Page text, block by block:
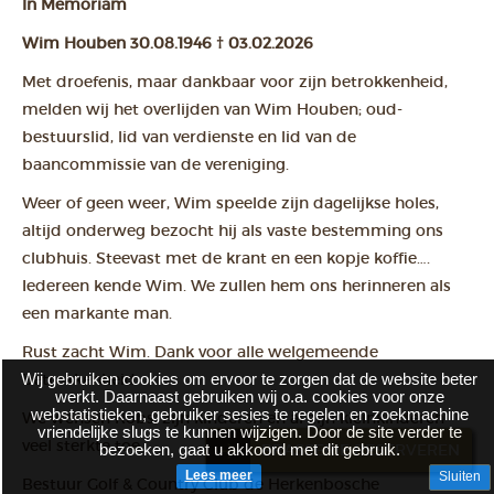
Wij gebruiken cookies om ervoor te zorgen dat de website beter
werkt. Daarnaast gebruiken wij o.a. cookies voor onze
webstatistieken, gebruiker sesies te regelen en zoekmachine
vriendelijke slugs te kunnen wijzigen. Door de site verder te
bezoeken, gaat u akkoord met dit gebruik.
Lees meer Sluiten
In Memoriam
Wim Houben 30.08.1946 † 03.02.2026
Met droefenis, maar dankbaar voor zijn betrokkenheid,
melden wij het overlijden van Wim Houben; oud-
bestuurslid, lid van verdienste en lid van de
baancommissie van de vereniging.
Weer of geen weer, Wim speelde zijn dagelijkse holes,
altijd onderweg bezocht hij als vaste bestemming ons
clubhuis. Steevast met de krant en een kopje koffie….
Iedereen kende Wim. We zullen hem ons herinneren als
een markante man.
Rust zacht Wim. Dank voor alle welgemeende
betrokkenheid.
We wensen Robs, zijn kinderen en al zijn kleinkinderen
veel sterkte toe.
Bestuur Golf & Country Club de Herkenbosche
BRASSERIE RESERVEREN